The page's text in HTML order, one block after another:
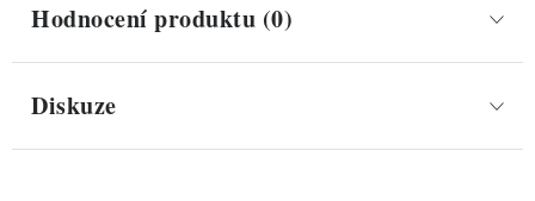
Hodnocení produktu (0)
Diskuze